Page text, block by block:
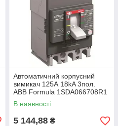
Автоматичний корпусний
вимикач 125А 18kA 3пол.
ABB Formula 1SDA066708R1
В наявності
5 144,88 ₴